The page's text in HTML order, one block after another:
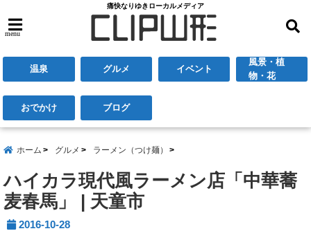
痛快なりゆきローカルメディア
menu
温泉 グルメ イベント
風景・植
物・花
おでかけ ブログ
ホーム グルメ ラーメン（つけ麺）
ハイカラ現代風ラーメン店「中華蕎
麦春馬」 | 天童市
2016-10-28